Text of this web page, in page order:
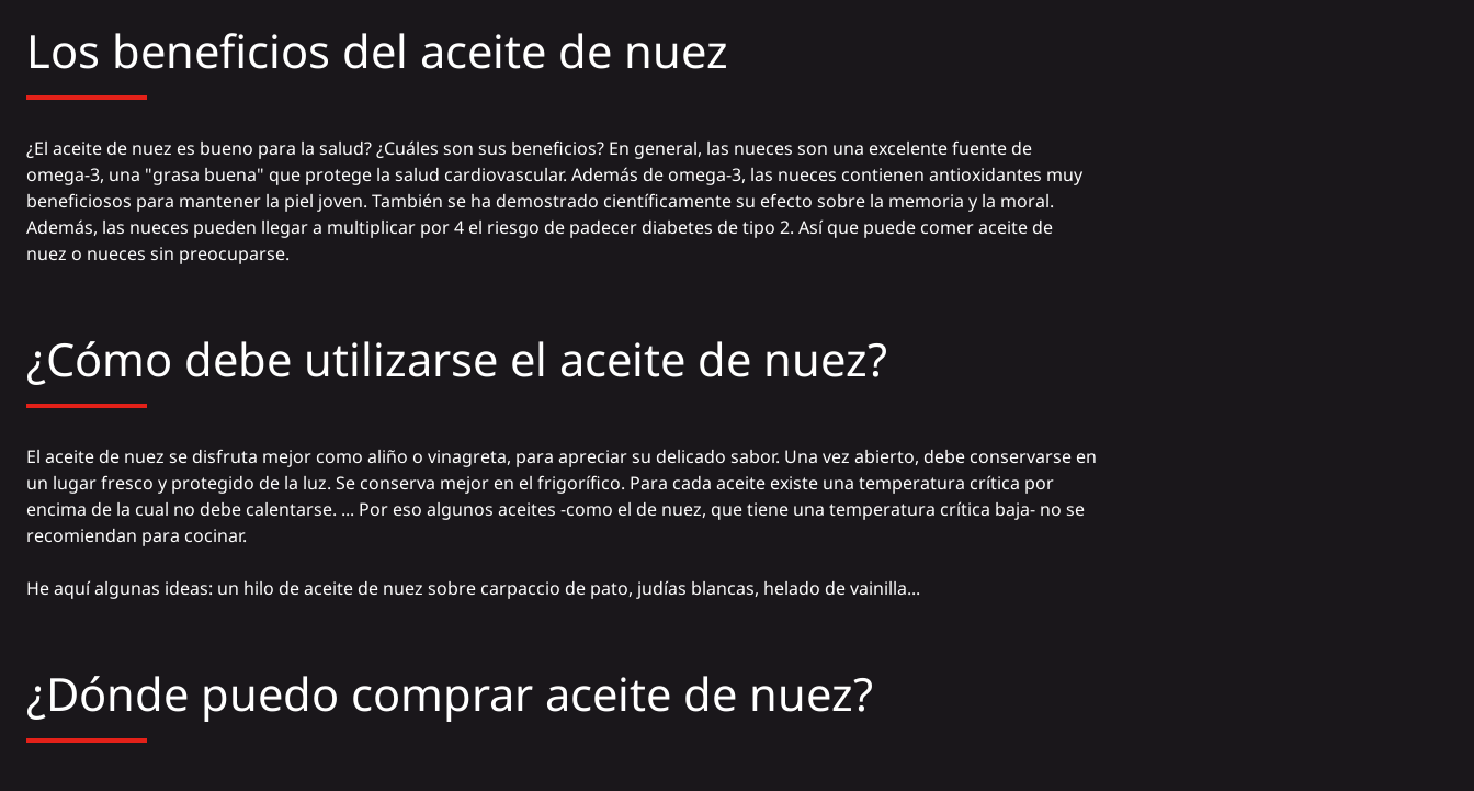
Los beneficios del aceite de nuez
¿El aceite de nuez es bueno para la salud? ¿Cuáles son sus beneficios? En general, las nueces son una excelente fuente de
omega-3, una "grasa buena" que protege la salud cardiovascular. Además de omega-3, las nueces contienen antioxidantes muy
beneficiosos para mantener la piel joven. También se ha demostrado científicamente su efecto sobre la memoria y la moral.
Además, las nueces pueden llegar a multiplicar por 4 el riesgo de padecer diabetes de tipo 2. Así que puede comer aceite de
nuez o nueces sin preocuparse.
¿Cómo debe utilizarse el aceite de nuez?
El aceite de nuez se disfruta mejor como aliño o vinagreta, para apreciar su delicado sabor. Una vez abierto, debe conservarse en
un lugar fresco y protegido de la luz. Se conserva mejor en el frigorífico. Para cada aceite existe una temperatura crítica por
encima de la cual no debe calentarse. ... Por eso algunos aceites -como el de nuez, que tiene una temperatura crítica baja- no se
recomiendan para cocinar.
He aquí algunas ideas: un hilo de aceite de nuez sobre carpaccio de pato, judías blancas, helado de vainilla...
¿Dónde puedo comprar aceite de nuez?